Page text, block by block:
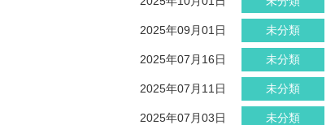
2025年09月01日 未分類
2025年07月16日 未分類
2025年07月11日 未分類
2025年07月03日 未分類